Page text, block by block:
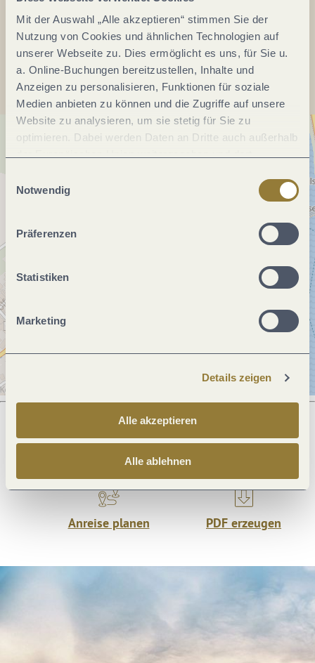
Mit der Auswahl „Alle akzeptieren“ stimmen Sie der
Nutzung von Cookies und ähnlichen Technologien auf
unserer Webseite zu. Dies ermöglicht es uns, für Sie u.
a. Online-Buchungen bereitzustellen, Inhalte und
Anzeigen zu personalisieren, Funktionen für soziale
Medien anbieten zu können und die Zugriffe auf unsere
Website zu analysieren, um sie stetig für Sie zu
optimieren. Dabei werden Daten an Dritte auch außerhalb
jederzeit widerrufen werden. Mit der Auswahl "Alle
ablehnen" kann es zu Beeinträchtigungen in der Nutzung
Notwendig
Präferenzen
Statistiken
Marketing
Details zeigen
Alle akzeptieren
Alle ablehnen
Anreise planen
Anreise planen PDF erzeugen